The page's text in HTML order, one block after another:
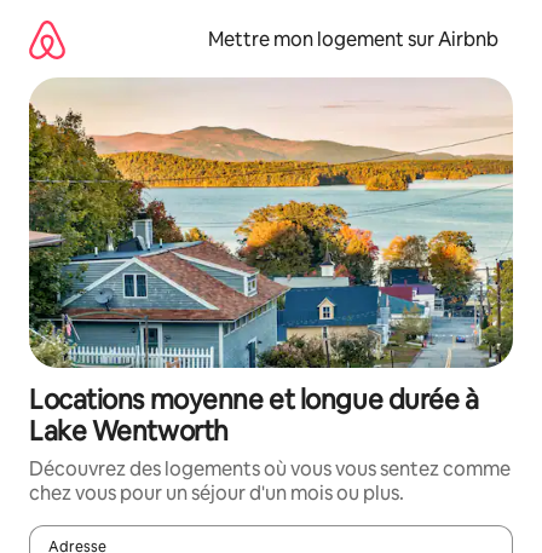
directement
contenu
Mettre mon logement sur Airbnb
Locations moyenne et longue durée à
Lake Wentworth
Découvrez des logements où vous vous sentez comme
chez vous pour un séjour d'un mois ou plus.
Adresse